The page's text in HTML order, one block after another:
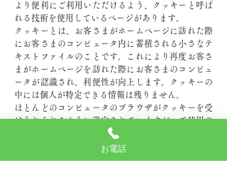
より便利にご利用いただけるよう、クッキーと呼ば
れる技術を使用しているページがあります。
クッキーとは、お客さまがホームページに訪れた際
にお客さまのコンピュータ内に蓄積される小さなテ
キストファイルのことです。これにより再度お客さ
まがホームページを訪れた際にお客さまのコンピュ
ータが認識され、利便性が向上します。クッキーの
中には個人が特定できる情報は残りません。
ほとんどのコンピュータのブラウザがクッキーを受
け入れられるように設定されていますが、ご使用の
ブラウザでクッキーの受け入れを拒否する設定をす
ることも可能です。但し、その結果、ホームページ
お電話